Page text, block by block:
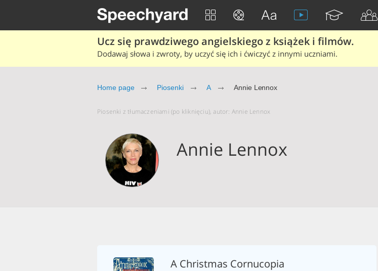
Ucz się prawdziwego angielskiego z książek i filmów.
Dodawaj słowa i zwroty, by uczyć się ich i ćwiczyć z innymi uczniami.
Home page Piosenki A Annie Lennox
Piosenki z tłumaczeniami (po kliknięciu), autor: Annie Lennox
Annie Lennox
A Christmas Cornucopia